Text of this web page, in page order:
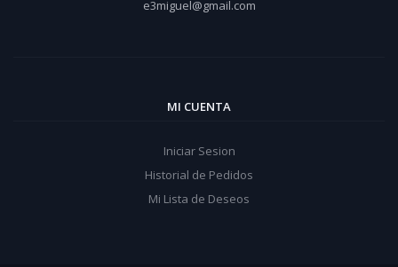
e3miguel@gmail.com
MI CUENTA
Iniciar Sesion
Historial de Pedidos
Mi Lista de Deseos